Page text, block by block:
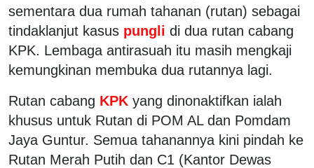
sementara dua rumah tahanan (rutan) sebagai
tindaklanjut kasus pungli di dua rutan cabang
KPK. Lembaga antirasuah itu masih mengkaji
kemungkinan membuka dua rutannya lagi.
Rutan cabang KPK yang dinonaktifkan ialah
khusus untuk Rutan di POM AL dan Pomdam
Jaya Guntur. Semua tahanannya kini pindah ke
Rutan Merah Putih dan C1 (Kantor Dewas